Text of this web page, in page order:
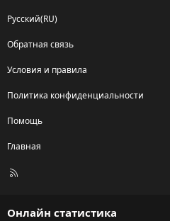
Русский(RU)
Обратная связь
Условия и правила
Политика конфиденциальности
Помощь
Главная
R
Онлайн статистика